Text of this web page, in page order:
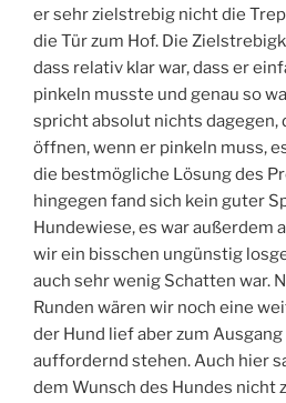
er sehr zielstrebig nicht die
die Tür zum Hof. Die
dass relativ klar war, dass er
pinkeln musste und genau so
spricht absolut nichts dagegen,
öffnen, wenn er pinkeln muss,
die bestmögliche Lösung des
hingegen fand sich kein guter
Hundewiese, es war außerdem
wir ein bisschen ungünstig
auch sehr wenig Schatten war.
Runden wären wir noch eine
der Hund lief aber zum
auffordernd stehen. Auch hier
dem Wunsch des Hundes nicht